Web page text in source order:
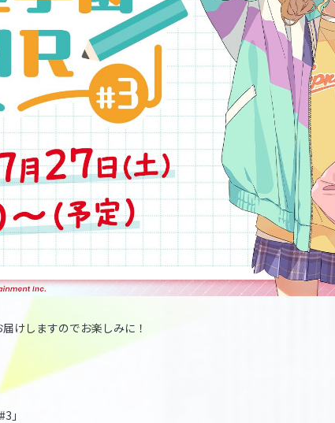
けしますのでお楽しみに！
」